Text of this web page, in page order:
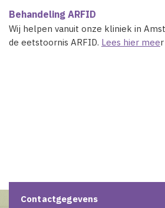
Behandeling ARFID
Wij helpen vanuit onze kliniek in
de eetstoornis ARFID. Lees hier mee
Contactgegevens